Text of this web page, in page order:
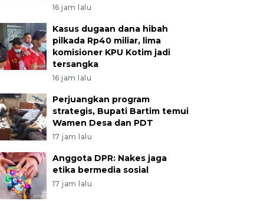
16 jam lalu
Kasus dugaan dana hibah
pilkada Rp40 miliar, lima
komisioner KPU Kotim jadi
tersangka
16 jam lalu
Perjuangkan program
strategis, Bupati Bartim temui
Wamen Desa dan PDT
17 jam lalu
Anggota DPR: Nakes jaga
etika bermedia sosial
17 jam lalu